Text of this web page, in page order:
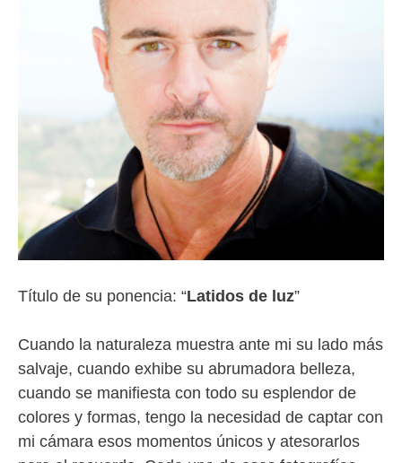
Título de su ponencia: “Latidos de luz”
Cuando la naturaleza muestra ante mi su lado más
salvaje, cuando exhibe su abrumadora belleza,
cuando se manifiesta con todo su esplendor de
colores y formas, tengo la necesidad de captar con
mi cámara esos momentos únicos y atesorarlos